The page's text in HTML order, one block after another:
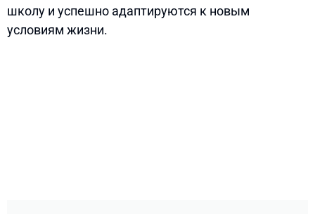
школу и успешно адаптируются к новым
условиям жизни.